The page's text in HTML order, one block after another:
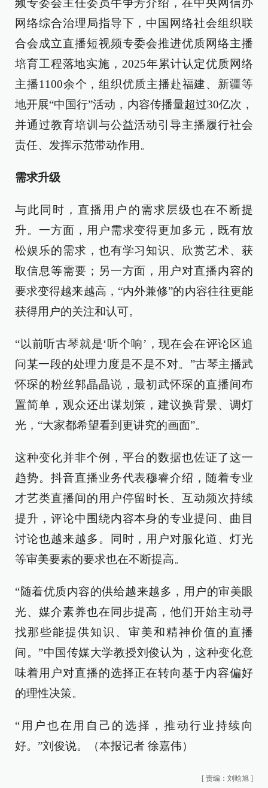
频专委会主任委员牛争芳介绍，在中央网信办
网络综合治理局指导下，中国网络社会组织联
合会成立直播短视频专委会推进优质网络主播
培育工程落地实施，2025年累计认定优质网络
主播1100余个，组织优质主播赴福建、新疆等
地开展“中国行”活动，内容传播量超过30亿次，
并通过教育培训与公益活动引导主播履行社会
责任、发挥示范带动作用。
需求升级
与此同时，直播用户的需求层级也在不断提
升。一方面，用户需求变得更加多元，既有放
松娱乐的需求，也有学习知识、欣赏艺术、获
取信息等需要；另一方面，用户对直播内容的
要求变得越来越高，“内外兼修”的内容往往更能
获得用户的关注和认可。
“以前听古琴就是‘听个响’，现在会在评论区追
问某一段的处理力度是不是不对。”古琴主播武
怀琛的粉丝郭晶晶说，最初武怀琛的直播间布
置简单，观众还出谋划策，建议换背景、调灯
光，“大家都希望看到更讲究的画面”。
这种变化并非个例，平台的数据也佐证了这一
趋势。抖音直播业务代表穆睿介绍，随着专业
才艺类直播间的用户停留时长、互动频次持续
提升，评论中围绕内容本身的专业提问、曲目
讨论也越来越多。同时，用户对服化道、灯光
等审美要素的要求也在不断提高。
“随着优质内容的供给越来越多，用户的审美眼
光、媒介素养也在同步提高，他们开始主动寻
找那些能提供知识、审美和精神价值的直播
间。”中国传媒大学教授刘俊认为，这种变化意
味着用户对直播的选择正在转向基于内容偏好
的理性决策。
“用户也在用自己的选择，推动行业持续向
好。”刘俊说。（本报记者 徐嘉伟）
[ 责编：刘晗旭 ]